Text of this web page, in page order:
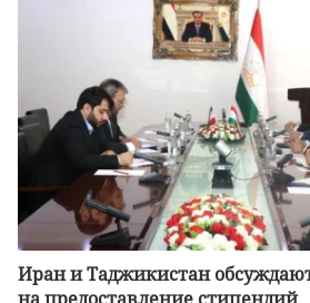
Иран и Таджикистан
на предоставление стипендий